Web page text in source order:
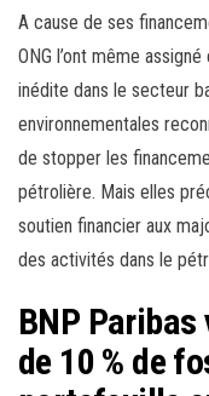
A cause de ses
ONG l’ont même
inédite dans le secteur
environnementales
de stopper les
pétrolière. Mais elles
soutien financier aux
des activités dans le
BNP
de 10 % de